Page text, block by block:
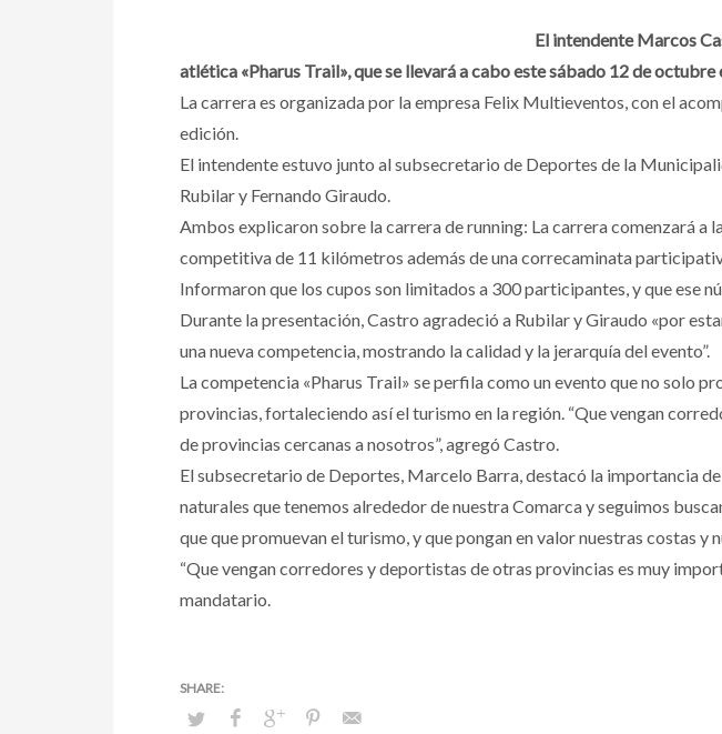
El intendente Marcos
atlética «Pharus Trail», que se llevará a cabo este sábado 12 de
La carrera es organizada por la empresa Felix Multieventos, con el
edición.
El intendente estuvo junto al subsecretario de Deportes de la
Rubilar y Fernando Giraudo.
Ambos explicaron sobre la carrera de running: La carrera comenzará a
competitiva de 11 kilómetros además de una correcaminata
Informaron que los cupos son limitados a 300 participantes, y que ese
Durante la presentación, Castro agradeció a Rubilar y Giraudo «por
una nueva competencia, mostrando la calidad y la jerarquía del evento”.
La competencia «Pharus Trail» se perfila como un evento que no solo
provincias, fortaleciendo así el turismo en la región. “Que vengan
de provincias cercanas a nosotros”, agregó Castro.
El subsecretario de Deportes, Marcelo Barra, destacó la importancia
naturales que tenemos alrededor de nuestra Comarca y seguimos
que que promuevan el turismo, y que pongan en valor nuestras costas y
“Que vengan corredores y deportistas de otras provincias es muy
mandatario.